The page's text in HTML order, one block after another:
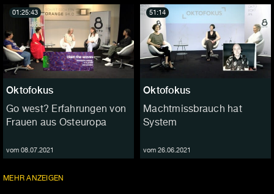
Oktofokus
Go west? Erfahrungen von
Frauen aus Osteuropa
vom 08.07.2021
01:25:43
Oktofokus
Machtmissbrauch hat
System
vom 26.06.2021
51:14
MEHRFOLGEN
ANZEIGEN